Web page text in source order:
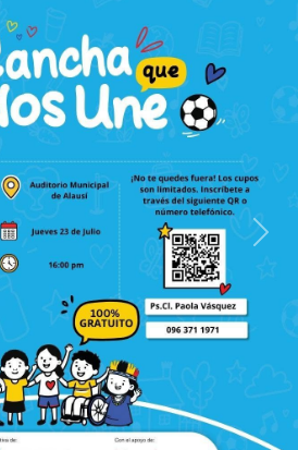
Next